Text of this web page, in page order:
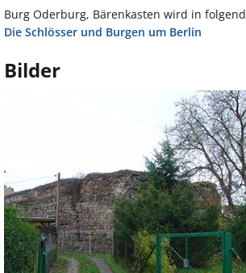
Burg Oderburg, Bärenkasten wird in
Die Schlösser und Burgen um Berlin
Bilder